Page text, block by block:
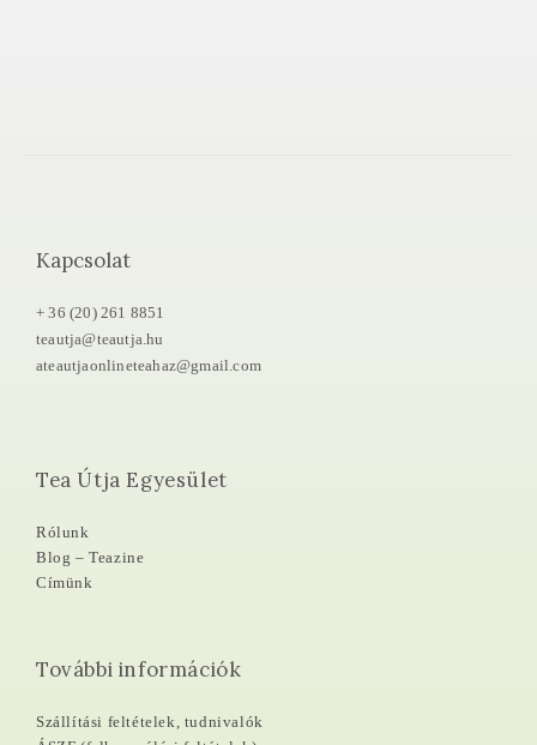
Kapcsolat
+ 36 (20) 261 8851
teautja@teautja.hu
ateautjaonlineteahaz@gmail.com
Tea Útja Egyesület
Rólunk
Blog – Teazine
Címünk
További információk
Szállítási feltételek, tudnivalók